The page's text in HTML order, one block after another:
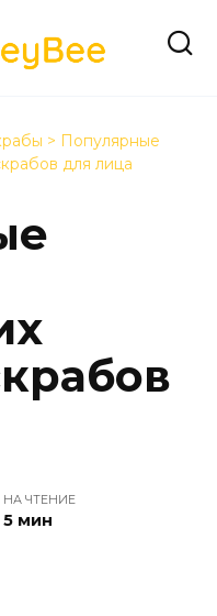
> Популярные
для лица
НА ЧТЕНИЕ
5 мин